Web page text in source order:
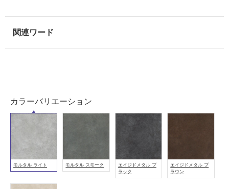
カラーバリエーション
モルタル ライト モルタル スモーク
エイジドメタル ブ
ラック
エイジドメタル ブ
ラウン
し
て
る
い
る
が